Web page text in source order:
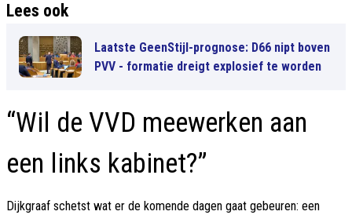
Lees ook
Laatste GeenStijl-prognose: D66 nipt boven
PVV - formatie dreigt explosief te worden
“Wil de VVD meewerken aan
een links kabinet?”
Dijkgraaf schetst wat er de komende dagen gaat gebeuren: een